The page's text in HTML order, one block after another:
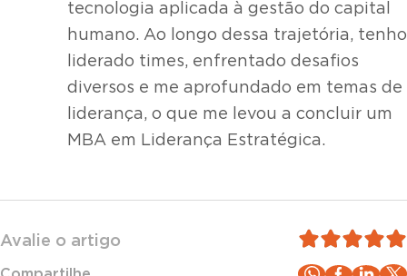
tecnologia aplicada à gestão do capital
humano. Ao longo dessa trajetória, tenho
liderado times, enfrentado desafios
diversos e me aprofundado em temas de
liderança, o que me levou a concluir um
MBA em Liderança Estratégica.
Avalie o artigo